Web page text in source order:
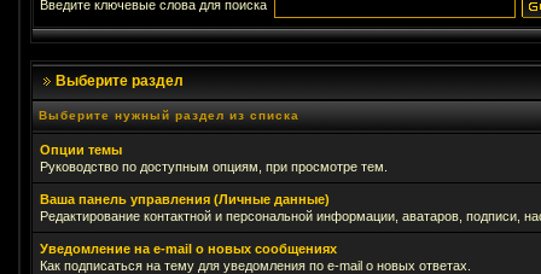
Введите ключевые слова для поиска
Выберите раздел
Выберите нужный раздел из списка
Опции темы
Руководство по доступным опциям, при просмотре тем.
Ваша панель управления (Личные данные)
Редактирование контактной и персональной информации, аватаров, подписи,
Уведомление на e-mail о новых сообщениях
Как подписаться на тему для уведомления по e-mail о новых ответах.